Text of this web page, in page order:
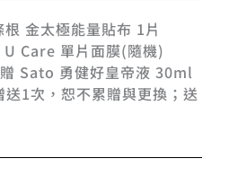
金太極能量貼布 1片
Care 單片面膜(隨機)
Sato 勇健好皇帝液 30ml
1次，恕不累贈與更換；送